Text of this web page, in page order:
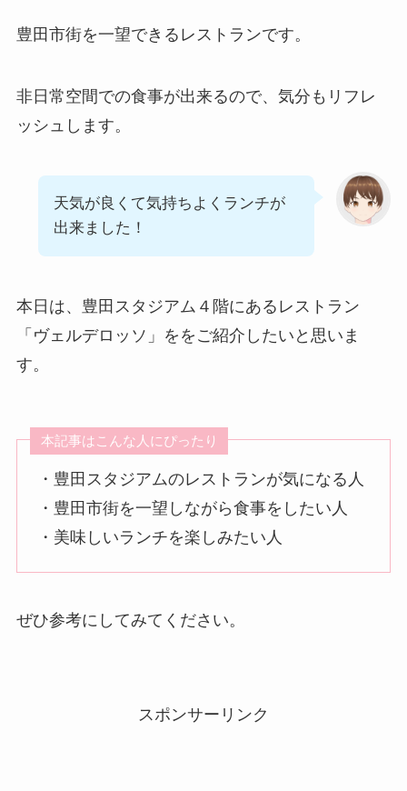
豊田市街を一望できるレストランです。
非日常空間での食事が出来るので、気分もリフレ
ッシュします。
天気が良くて気持ちよくランチが
出来ました！
本日は、豊田スタジアム４階にあるレストラン
「ヴェルデロッソ」ををご紹介したいと思いま
す。
本記事はこんな人にぴったり
・豊田スタジアムのレストランが気になる人
・豊田市街を一望しながら食事をしたい人
・美味しいランチを楽しみたい人
ぜひ参考にしてみてください。
スポンサーリンク